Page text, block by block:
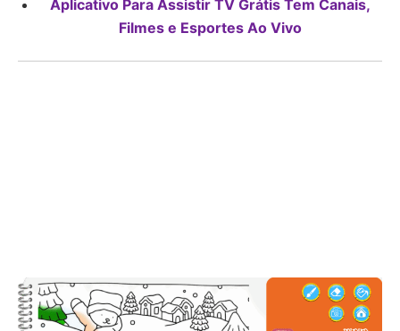
Aplicativo Para Assistir TV Grátis Tem Canais,
Filmes e Esportes Ao Vivo